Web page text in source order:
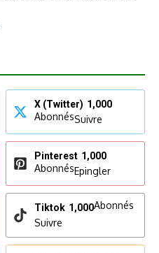
X (Twitter) 1,000
AbonnésSuivre
Pinterest 1,000
AbonnésEpingler
Tiktok 1,000Abonnés
Suivre